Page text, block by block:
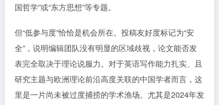
国哲学”或“东方思想”等专题。
但“低参与度”恰恰是机会所在。投稿友好度标记为“安
全”，说明编辑团队没有明显的区域歧视，论文能否发
表完全取决于理论说服力。对于英语写作能力扎实、且
研究主题与欧洲理论前沿高度关联的中国学者而言，这
里是一片尚未被过度捕捞的学术渔场。尤其是2024年发